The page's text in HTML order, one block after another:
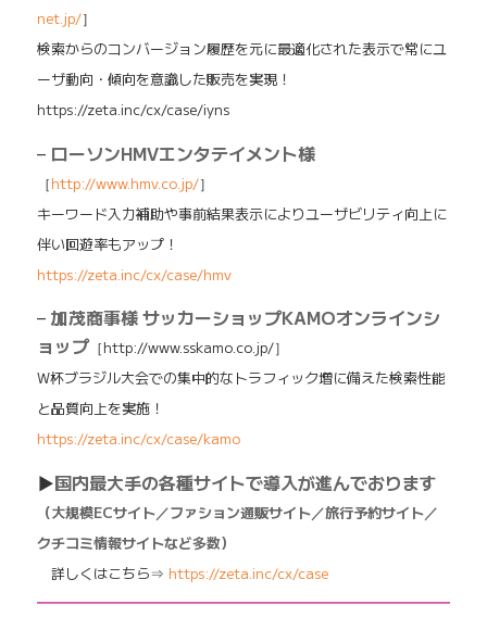
net.jp/］
検索からのコンバージョン履歴を元に最適化された表示で常にユ
ーザ動向・傾向を意識した販売を実現！
https://zeta.inc/cx/case/iyns
– ローソンHMVエンタテイメント様
［http://www.hmv.co.jp/］
キーワード入力補助や事前結果表示によりユーザビリティ向上に
伴い回遊率もアップ！
https://zeta.inc/cx/case/hmv
– 加茂商事様 サッカーショップKAMOオンラインシ
ョップ［http://www.sskamo.co.jp/］
W杯ブラジル大会での集中的なトラフィック増に備えた検索性能
と品質向上を実施！
https://zeta.inc/cx/case/kamo
▶国内最大手の各種サイトで導入が進んでおります
（大規模ECサイト／ファション通販サイト／旅行予約サイト／
クチコミ情報サイトなど多数）
詳しくはこちら⇒ https://zeta.inc/cx/case